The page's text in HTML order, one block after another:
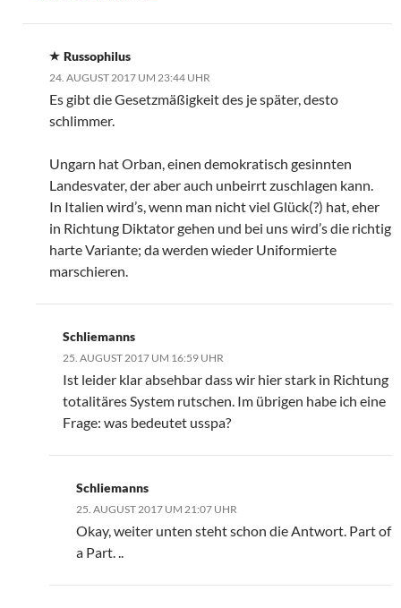
Russophilus
24. AUGUST 2017 UM 23:44 UHR
Es gibt die Gesetzmäßigkeit des je später, desto
schlimmer.
Ungarn hat Orban, einen demokratisch gesinnten
Landesvater, der aber auch unbeirrt zuschlagen kann.
In Italien wird’s, wenn man nicht viel Glück(?) hat, eher
in Richtung Diktator gehen und bei uns wird’s die richtig
harte Variante; da werden wieder Uniformierte
marschieren.
Schliemanns
25. AUGUST 2017 UM 16:59 UHR
Ist leider klar absehbar dass wir hier stark in Richtung
totalitäres System rutschen. Im übrigen habe ich eine
Frage: was bedeutet usspa?
Schliemanns
25. AUGUST 2017 UM 21:07 UHR
Okay, weiter unten steht schon die Antwort. Part of
a Part. ..